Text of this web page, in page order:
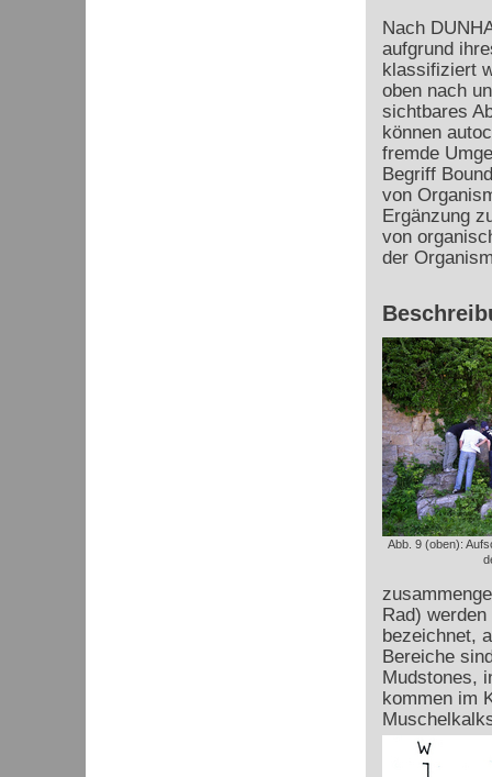
Nach
aufgrund
klassifiziert
oben nach
sichtbares
können
fremde
Begriff
von
Ergänzung
von
der
Abb. 9 (oben):
Rad)
bezeichnet,
Bereiche
Mudstones,
kommen im